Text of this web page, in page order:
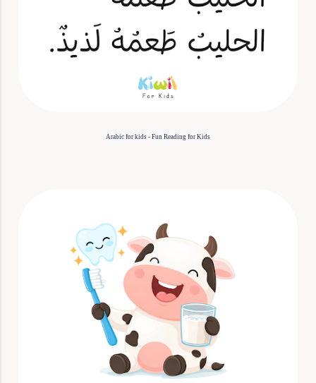
Arabic for kids - Fun Reading for Kids